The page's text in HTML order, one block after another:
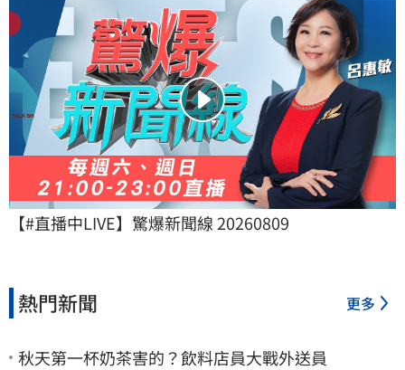
【#直播中LIVE】驚爆新聞線 20260809
熱門新聞 更多
秋天第一杯奶茶害的？飲料店員大戰外送員